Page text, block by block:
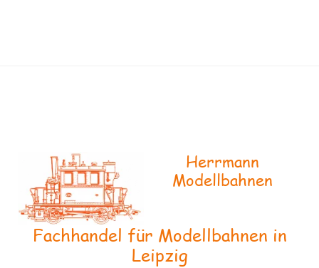
Herrmann
Modellbahnen
Fachhandel für Modellbahnen in
Leipzig